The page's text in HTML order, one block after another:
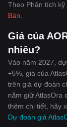
Theo Phân tích kỹ
Bán
Giá của
nhiêu?
Vào năm 2027,
+5%, giá của
trên giá dự đoán
nắm giữ AtlasOra
thêm chi tiết, hãy
Dự đoán giá